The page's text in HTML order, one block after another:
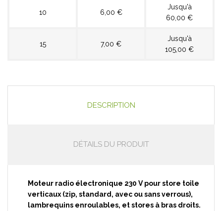
10 6,00 €
Jusqu'à
60,00 €
15 7,00 €
Jusqu'à
105,00 €
DESCRIPTION
DÉTAILS DU PRODUIT
M oteur radio électronique 230 V pour store toile
verticaux (zip, standard, avec ou sans verrous),
lambrequins enroulables, et stores à bras droits.